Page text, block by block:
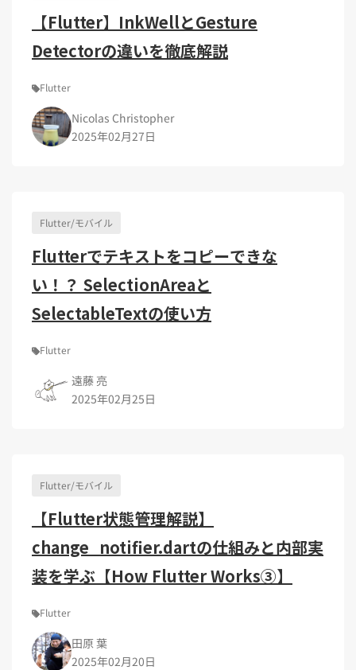
【Flutter】InkWellとGesture
Detectorの違いを徹底解説
Flutter
Nicolas Christopher
2025年02月27日
Flutter/モバイル
Flutterでテキストをコピーできな
い！？ SelectionAreaと
SelectableTextの使い方
Flutter
遠藤 亮
2025年02月25日
Flutter/モバイル
【Flutter状態管理解説】
change_notifier.dartの仕組みと内部実
装を学ぶ【How Flutter Works③】
Flutter
田原 葉
2025年02月20日